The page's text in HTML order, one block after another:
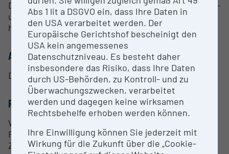
Der Hauptfokus dieser Einrichtung liegt auf protein-
und proteombezogenen Messungen mit
hochauflösenden Massenspektrometrie-Methoden.
ANSPRECHPERSON
Dr Dr Leila Afjehi- Leiterin (Head)
RESEARCH SERVICES
Wir decken ein breites Spektrum an Methoden für
Proteomik und Proteom-Massenspektrometrie ab.
Zu diesen Anwendungen gehören Shotgun-
Abs 1 lit a DSGVO ein, dass Ihre Daten in
den USA verarbeitet werden. Der
Europäische Gerichtshof bescheinigt den
USA kein angemessenes
Datenschutzniveau. Es besteht daher
insbesondere das Risiko, dass Ihre Daten
durch US-Behörden, zu Kontroll- und zu
Überwachungszwecken, verarbeitet
werden und dagegen keine wirksamen
Rechtsbehelfe erhoben werden können.
Ihre Einwilligung können Sie jederzeit mit
Wirkung für die Zukunft über die „Cookie-